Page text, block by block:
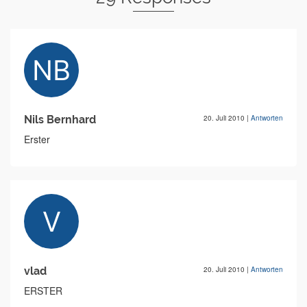
Nils Bernhard 20. Juli 2010 | Antworten
Erster
vlad 20. Juli 2010 | Antworten
ERSTER